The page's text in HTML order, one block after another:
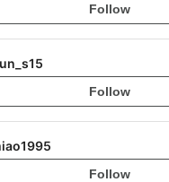
Follow
Follow
Follow